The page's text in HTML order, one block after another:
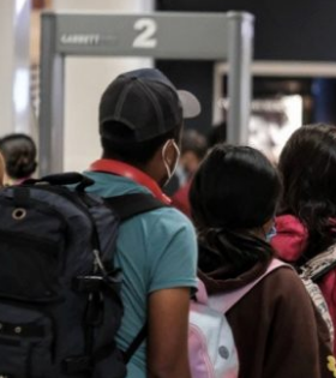
CANCÚN DESTACADAS
Impulsan simplificación
administrativa y
digitalización de trámites
Redacción 8 horas ago